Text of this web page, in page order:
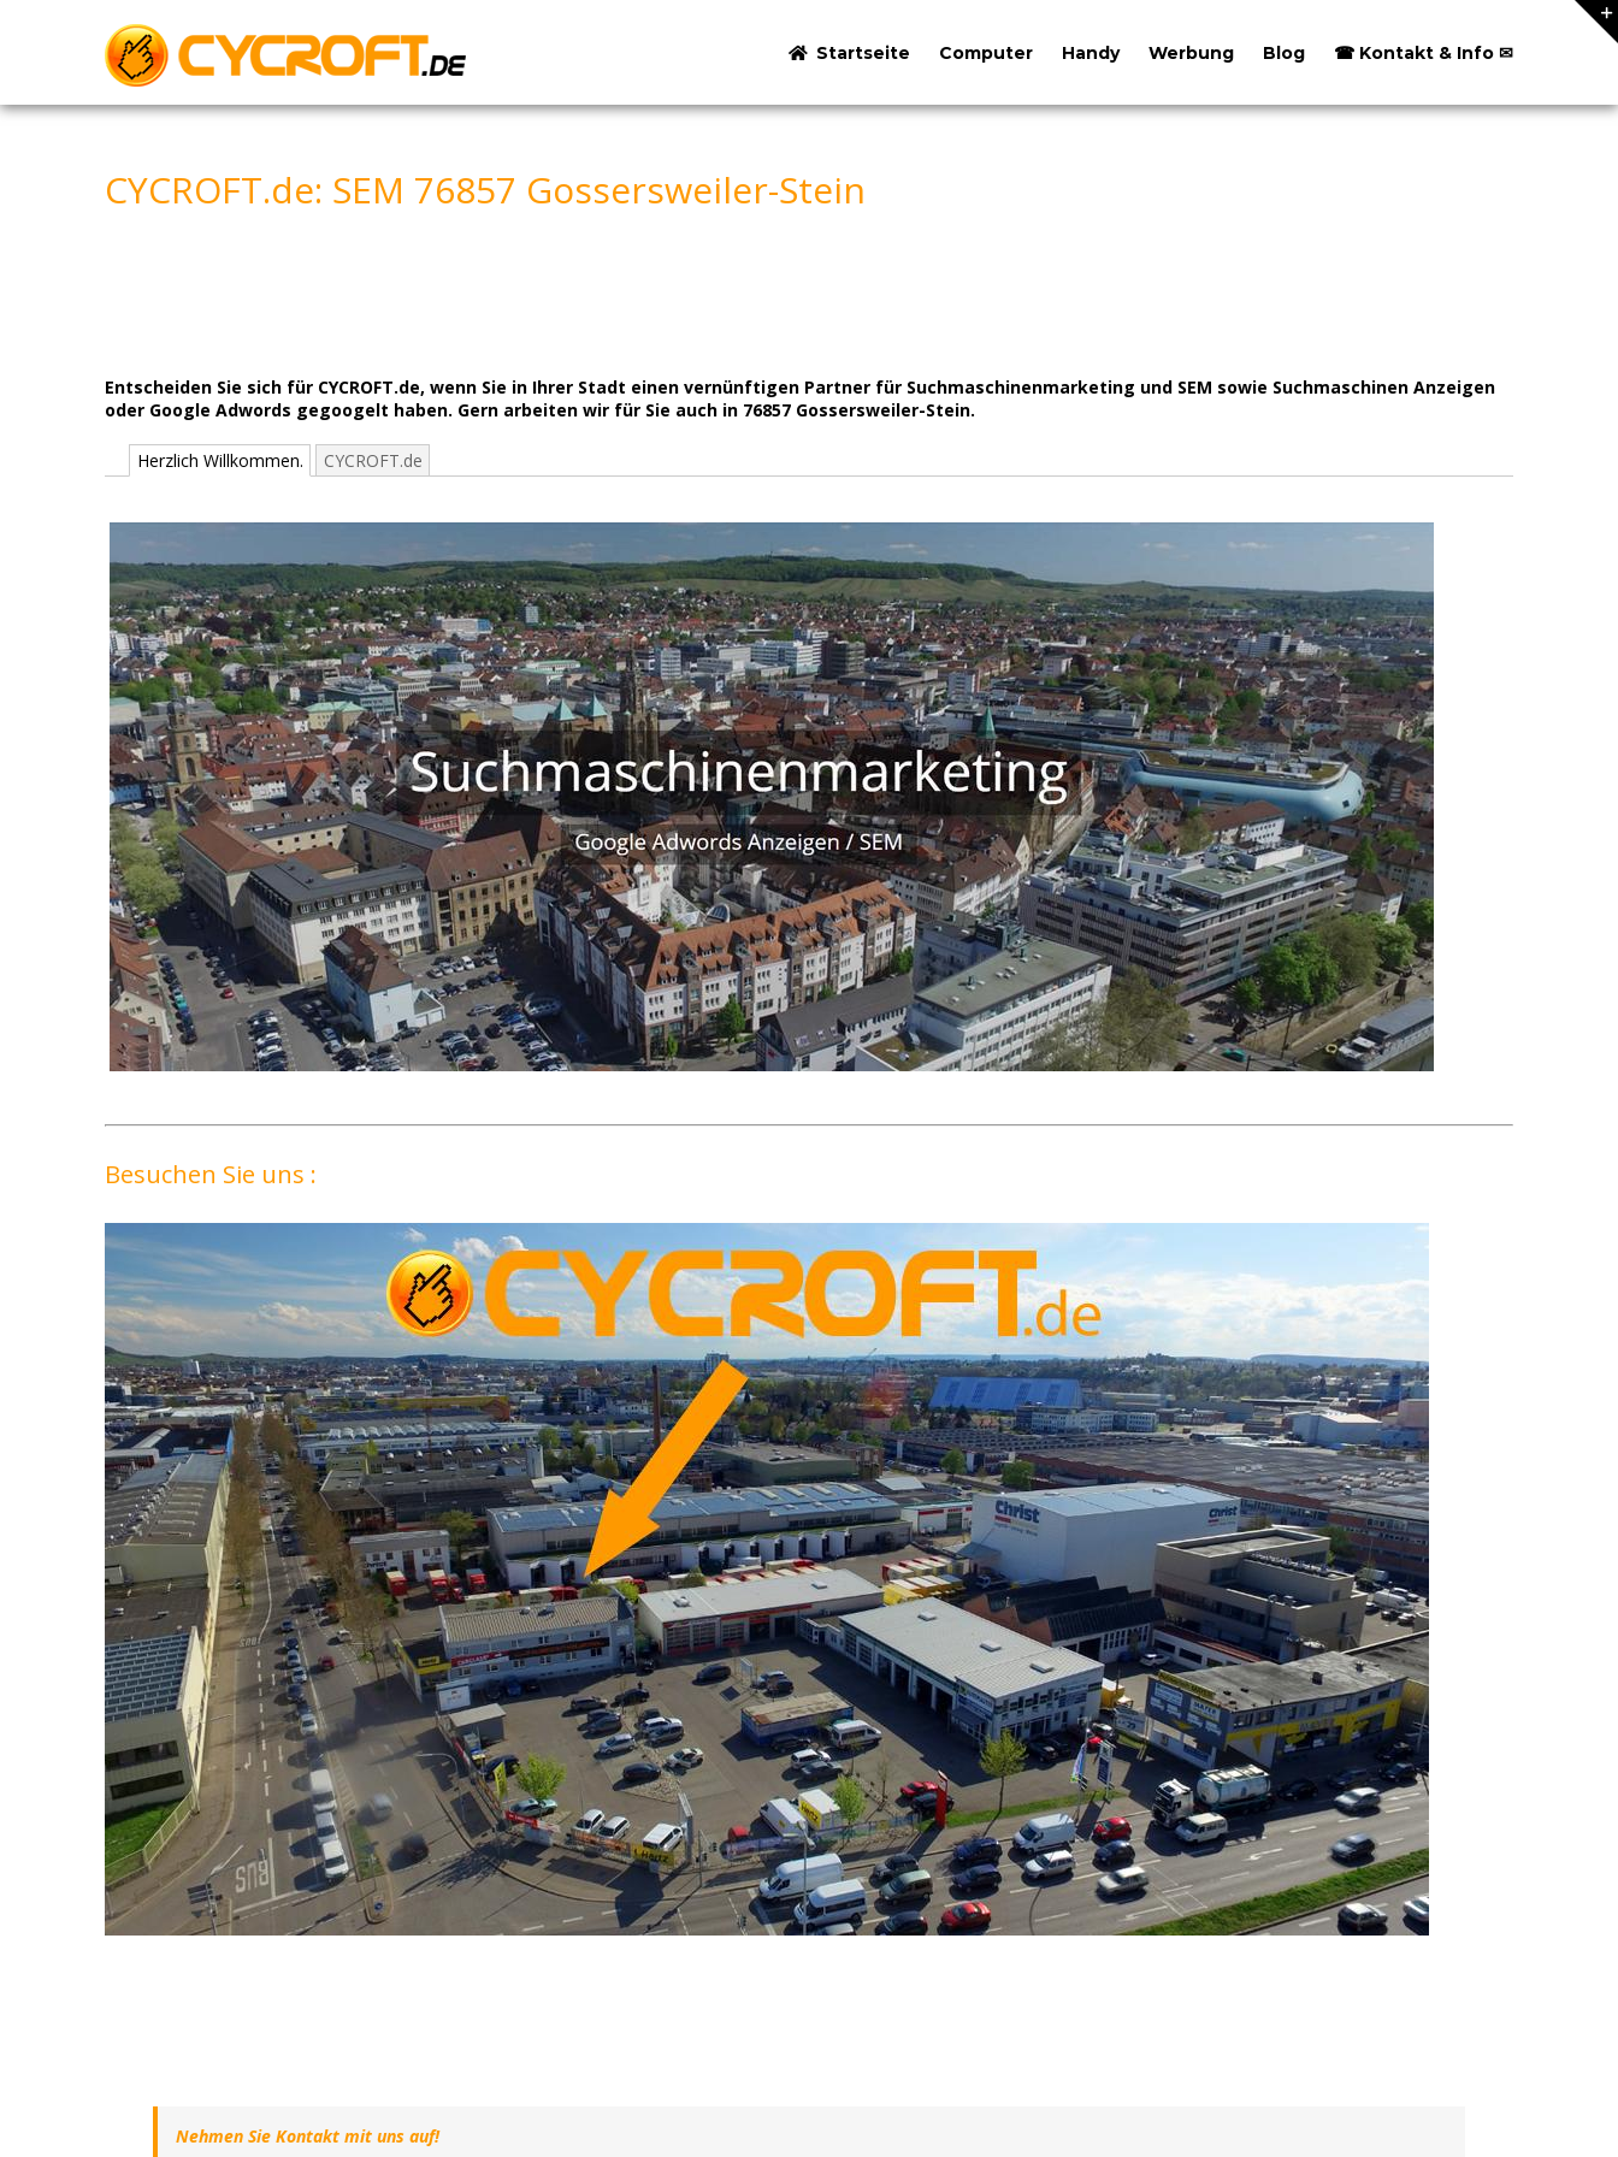
Startseite Computer Handy Werbung Blog ☎ Kontakt & Info ✉
CYCROFT.de: SEM 76857 Gossersweiler-Stein
Entscheiden Sie sich für CYCROFT.de, wenn Sie in Ihrer Stadt einen vernünftigen Partner für Suchmaschinenmarketing und SEM sowie Suchmaschinen Anzeigen
oder Google Adwords gegoogelt haben. Gern arbeiten wir für Sie auch in 76857 Gossersweiler-Stein.
Herzlich Willkommen. CYCROFT.de
Besuchen Sie uns :
Nehmen Sie Kontakt mit uns auf!